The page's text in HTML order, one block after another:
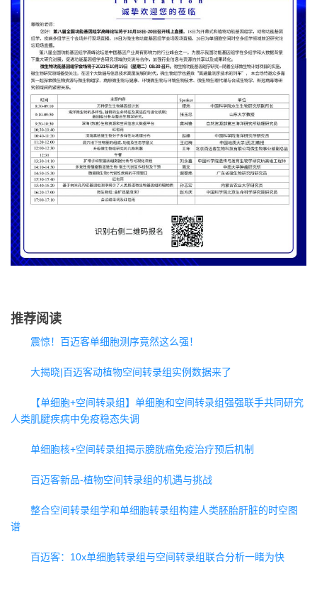
推荐阅读
震惊！百迈客单细胞测序竟然这么强！
大揭晓|百迈客动植物空间转录组实例数据来了
【单细胞+空间转录组】单细胞和空间转录组强强联手共同研究
人类肌腱疾病中免疫稳态失调
单细胞核+空间转录组揭示膀胱癌免疫治疗预后机制
百迈客新品-植物空间转录组的机遇与挑战
整合空间转录组学和单细胞转录组构建人类胚胎肝脏的时空图
谱
百迈客：10x单细胞转录组与空间转录组联合分析一睹为快